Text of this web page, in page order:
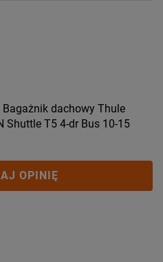
dachowy Thule
Shuttle T5 4-dr Bus 10-15
OPINIĘ